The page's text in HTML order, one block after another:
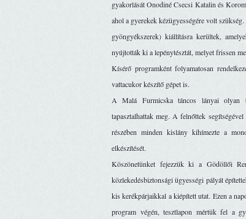
gyakorlását Onodiné Csecsi Katalin és
ahol a gyerekek kézügyességére volt
gyöngyékszerek) kiállításra kerültek,
nyújtották ki a lepénytésztát, melyet frissen
Kísérő programként folyamatosan
vattacukor készítő gépet is.
A Malá Furmicska táncos lányai olyan
tapasztalhattak meg. A felnőttek
részében minden kislány kihímezte a
elkészítését.
Köszönetünket fejezzük ki a Gödöllői
közlekedésbiztonsági ügyességi pályát
kis kerékpárjaikkal a kiépített utat. Ezen a
program végén, tesztlapon mértük fel a